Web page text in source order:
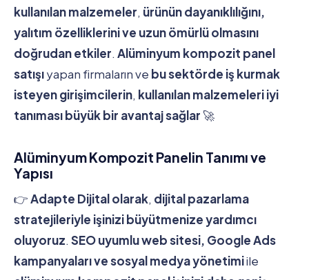
kullanılan malzemeler, ürünün dayanıklılığını,
yalıtım özelliklerini ve uzun ömürlü olmasını
doğrudan etkiler. Alüminyum kompozit panel
satışıyapan firmaların ve bu sektörde iş kurmak
isteyen girişimcilerin, kullanılan malzemeleri iyi
tanıması büyük bir avantaj sağlar 🚀
Alüminyum Kompozit Panelin Tanımı ve
Yapısı
👉Adapte Dijital olarak, dijital pazarlama
stratejileriyle işinizi büyütmenize yardımcı
oluyoruz. SEO uyumlu web sitesi, Google Ads
kampanyaları ve sosyal medya yönetimiile